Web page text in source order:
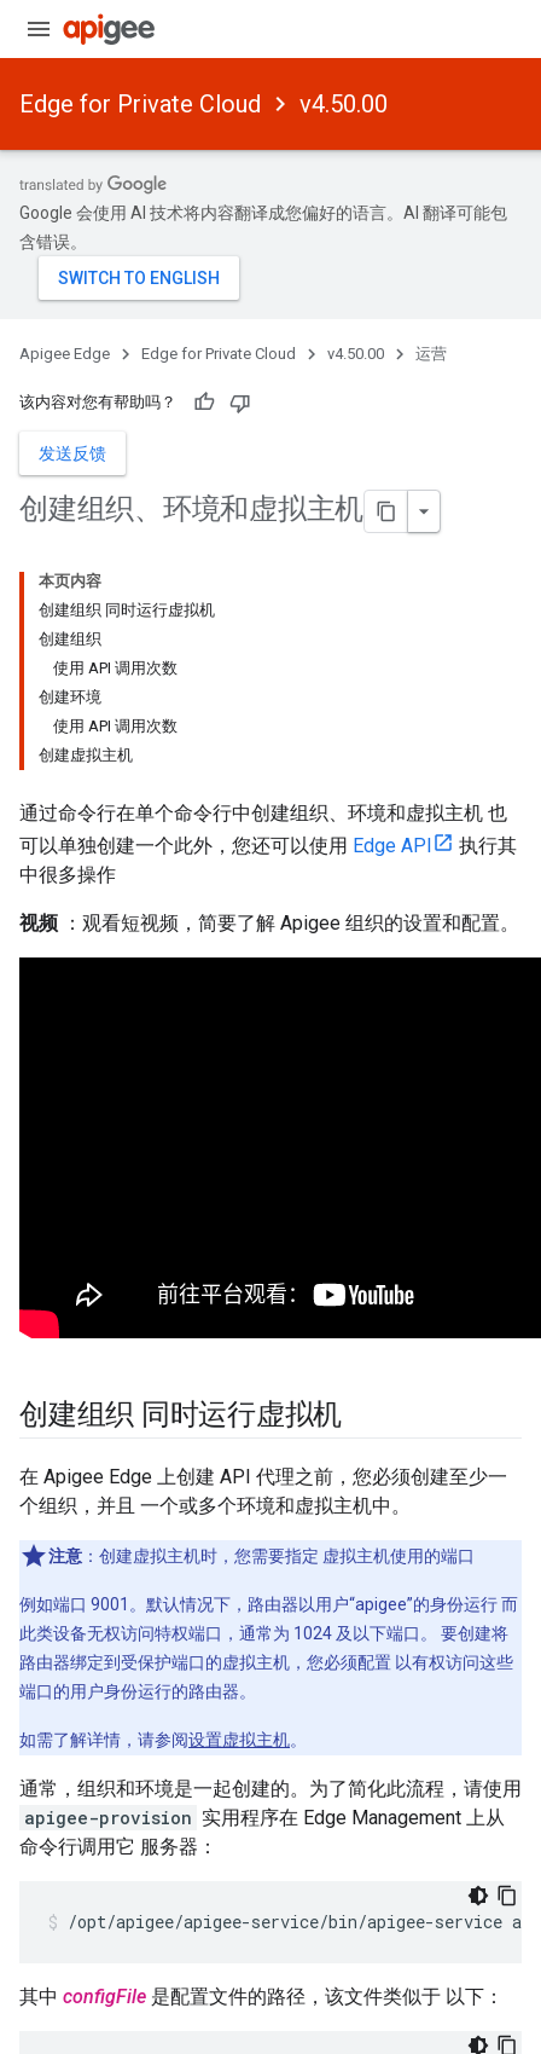
Edge for Private Cloud v4.50.00
Google 会使用 AI 技术将内容翻译成您偏好的语言。AI 翻译可能包
含错误。
Apigee Edge Edge for Private Cloud v4.50.00 运营
该内容对您有帮助吗？
发送反馈
创建组织、环境和虚拟主机
本页内容
创建组织 同时运行虚拟机
创建组织
使用 API 调用次数
创建环境
使用 API 调用次数
创建虚拟主机
通过命令行在单个命令行中创建组织、环境和虚拟主机 也
可以单独创建一个此外，您还可以使用 Edge API
执行其
中很多操作
视频 ：观看短视频，简要了解 Apigee 组织的设置和配置。
创建组织 同时运行虚拟机
在 Apigee Edge 上创建 API 代理之前，您必须创建至少一
个组织，并且 一个或多个环境和虚拟主机中。
注意 ：创建虚拟主机时，您需要指定 虚拟主机使用的端口
例如端口 9001。默认情况下，路由器以用户“apigee”的身份运行 而
此类设备无权访问特权端口，通常为 1024 及以下端口。 要创建将
路由器绑定到受保护端口的虚拟主机，您必须配置 以有权访问这些
端口的用户身份运行的路由器。
如需了解详情，请参阅设置虚拟主机。
通常，组织和环境是一起创建的。为了简化此流程，请使用
apigee-provision 实用程序在 Edge Management 上从
命令行调用它 服务器：
/opt/apigee/apigee-service/bin/apigee-service
其中 configFile 是配置文件的路径，该文件类似于 以下：